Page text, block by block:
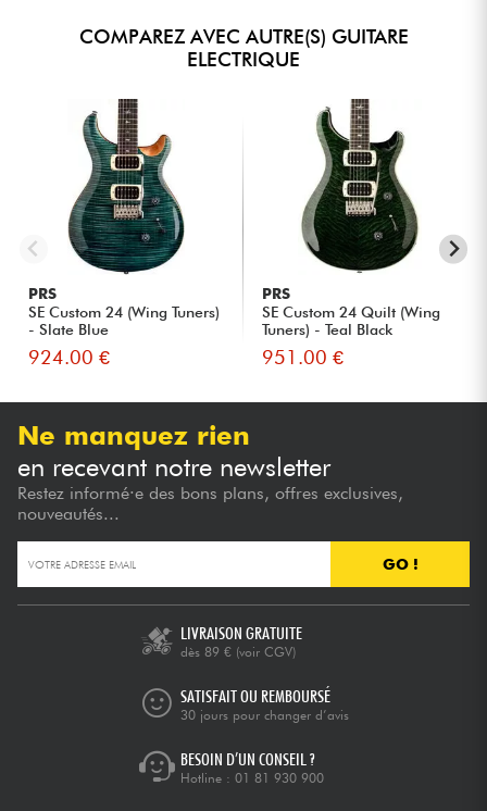
COMPAREZ AVEC AUTRE(S) GUITARE
ELECTRIQUE
PRS
SE Custom 24 (Wing Tuners)
- Slate Blue
924.00 €
PRS
SE Custom 24 Quilt (Wing
Tuners) - Teal Black
951.00 €
Ne manquez rien
en recevant notre newsletter
Restez informé·e des bons plans, offres exclusives,
nouveautés...
GO !
LIVRAISON GRATUITE
dès 89 € (voir CGV)
SATISFAIT OU REMBOURSÉ
30 jours pour changer d’avis
BESOIN D’UN CONSEIL ?
Hotline : 01 81 930 900